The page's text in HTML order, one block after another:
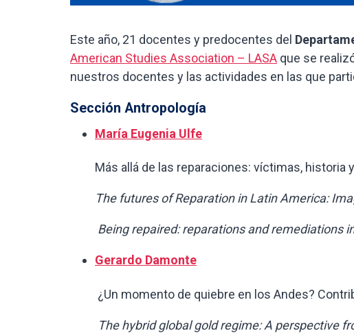
Este año, 21 docentes y predocentes del
American Studies Association – LASA que se
nuestros docentes y las actividades en las que
Sección Antropología
María Eugenia Ulfe
Más allá de las reparaciones: víctimas, historia
The futures of Reparation in Latin America:
Being repaired: reparations and remediations
Gerardo Damonte
¿Un momento de quiebre en los Andes?
The hybrid global gold regime: A perspective